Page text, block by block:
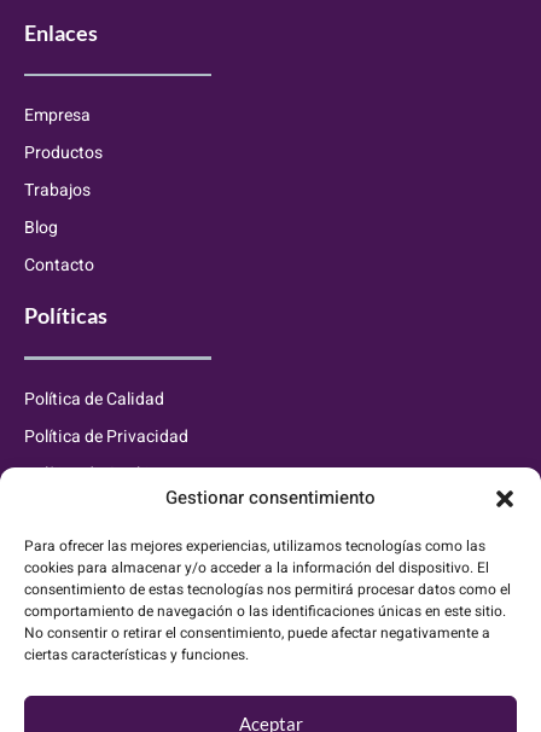
Gestionar consentimiento
Para ofrecer las mejores experiencias, utilizamos tecnologías como las
cookies para almacenar y/o acceder a la información del dispositivo. El
consentimiento de estas tecnologías nos permitirá procesar datos como el
comportamiento de navegación o las identificaciones únicas en este sitio.
No consentir o retirar el consentimiento, puede afectar negativamente a
ciertas características y funciones.
Aceptar
Enlaces
Empresa
Productos
Trabajos
Blog
Contacto
Políticas
Política de Calidad
Política de Privacidad
Política de Cookies
info@waluxaluminium.es
627 833 889